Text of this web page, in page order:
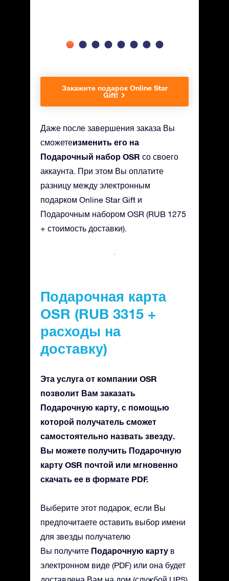
Закажите подарок Online Star
Gift!
Даже после завершения заказа Вы
сможетеизменить его на
Подарочный набор OSR со своего
аккаунта. При этом Вы оплатите
разницу между электронным
подарком Online Star Gift и
Подарочным набором OSR (RUB 1275
+ стоимость доставки).
Подарочная карта
OSR (RUB 3315 +
расходы на
доставку)
Эта услуга от компании OSR
позволит Вам заказать
Подарочную карту, с помощью
которой получатель сможет
самостоятельно назвать звезду.
Вы можете получить Подарочную
карту OSR почтой или мгновенно
скачать ее в формате PDF.
Выберите этот подарок, если Вы
предпочитаете оставить выбор имени
для звезды получателю
Вы получите Подарочную карту в
электронном виде (PDF) или она будет